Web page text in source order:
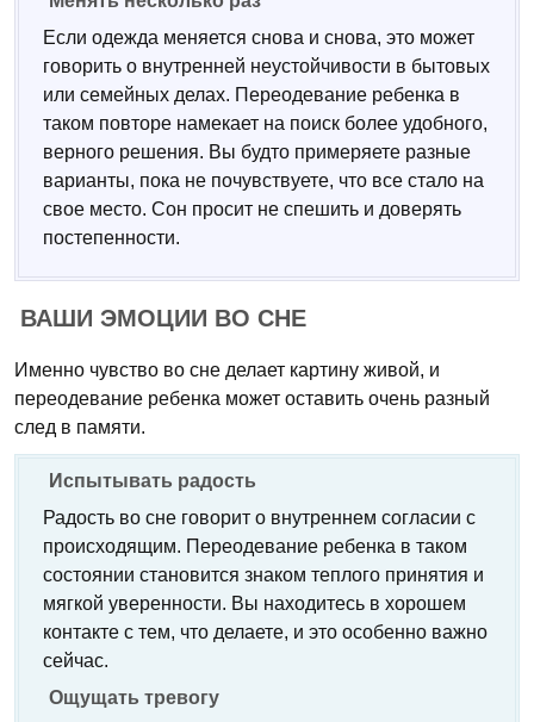
Если одежда меняется снова и снова, это может
говорить о внутренней неустойчивости в бытовых
или семейных делах. Переодевание ребенка в
таком повторе намекает на поиск более удобного,
верного решения. Вы будто примеряете разные
варианты, пока не почувствуете, что все стало на
свое место. Сон просит не спешить и доверять
постепенности.
ВАШИ ЭМОЦИИ ВО СНЕ
Именно чувство во сне делает картину живой, и
переодевание ребенка может оставить очень разный
след в памяти.
Испытывать радость
Радость во сне говорит о внутреннем согласии с
происходящим. Переодевание ребенка в таком
состоянии становится знаком теплого принятия и
мягкой уверенности. Вы находитесь в хорошем
контакте с тем, что делаете, и это особенно важно
сейчас.
Ощущать тревогу